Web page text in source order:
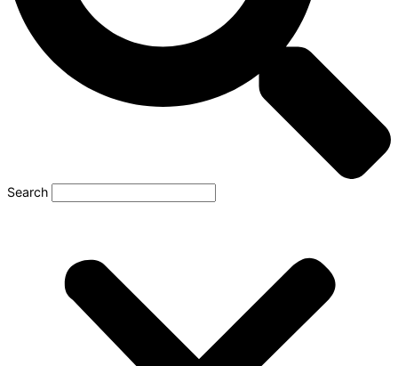
Search